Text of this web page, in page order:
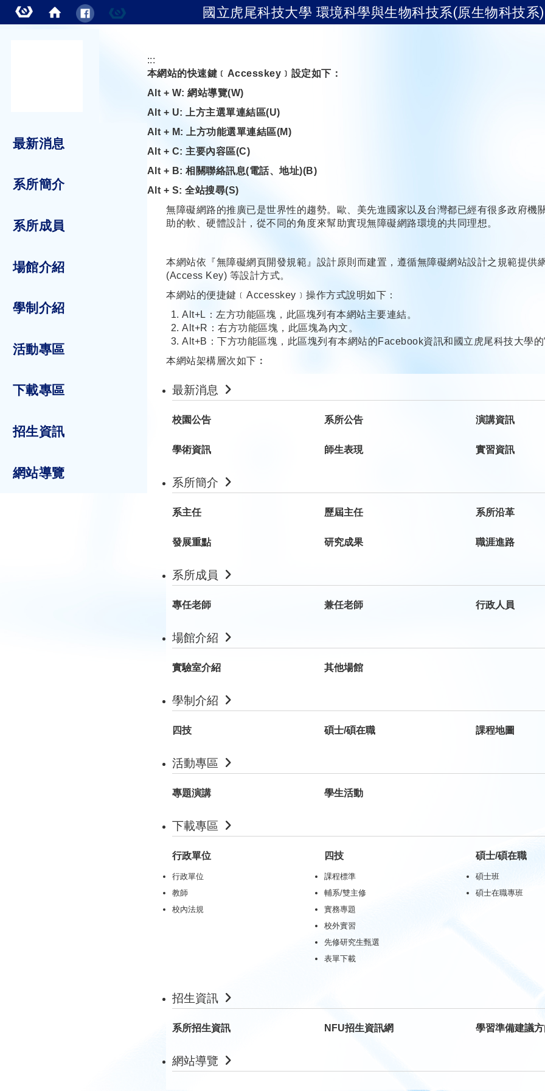
國立虎尾科技大學 環境科學與生物科技系(原生物科技系)
最新消息
系所簡介
系所成員
場館介紹
學制介紹
活動專區
下載專區
招生資訊
網站導覽
:::
本網站的快速鍵﹝Accesskey﹞設定如下：
Alt + W: 網站導覽(W)
Alt + U: 上方主選單連結區(U)
Alt + M: 上方功能選單連結區(M)
Alt + C: 主要內容區(C)
Alt + B: 相關聯絡訊息(電話、地址)(B)
Alt + S: 全站搜尋(S)
無障礙網路的推廣已是世界性的趨勢。歐、美先進國家以及台灣都已經有很多政府
助的軟、硬體設計，從不同的角度來幫助實現無障礙網路環境的共同理想。
本網站依『無障礙網頁開發規範』設計原則而建置，遵循無障礙網站設計之規範提
(Access Key) 等設計方式。
本網站的便捷鍵﹝Accesskey﹞操作方式說明如下：
Alt+L：左方功能區塊，此區塊列有本網站主要連結。
Alt+R：右方功能區塊，此區塊為內文。
Alt+B：下方功能區塊，此區塊列有本網站的Facebook資訊和國立虎尾科技大學
本網站架構層次如下︰
最新消息
校園公告 系所公告 演講資訊
學術資訊 師生表現 實習資訊
系所簡介
系主任 歷屆主任 系所沿革
發展重點 研究成果 職涯進路
系所成員
專任老師 兼任老師 行政人員
場館介紹
實驗室介紹 其他場館
學制介紹
四技 碩士/碩在職 課程地圖
活動專區
專題演講 學生活動
下載專區
行政單位
行政單位
教師
校內法規
四技
課程標準
輔系/雙主修
實務專題
校外實習
先修研究生甄選
表單下載
碩士/碩在職
碩士班
碩士在職專班
招生資訊
系所招生資訊 NFU招生資訊網 學習準備建議
網站導覽